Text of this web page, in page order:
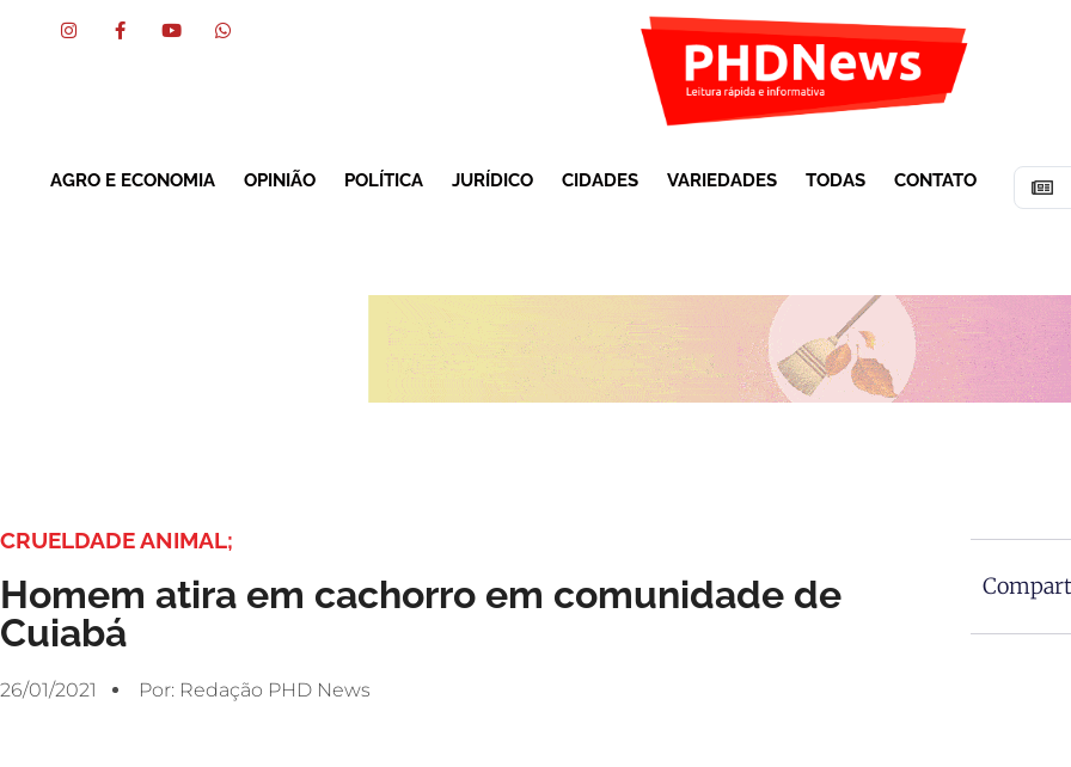
AGRO E ECONOMIA OPINIÃO POLÍTICA JURÍDICO CIDADES VARIEDADES TODAS CONTATO
CRUELDADE ANIMAL;
Homem atira em cachorro em comunidade de
Cuiabá
26/01/2021 Por: Redação PHD News